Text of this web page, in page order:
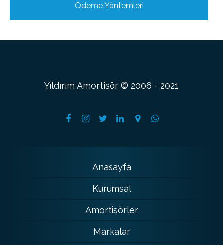
Ödeme Yöntemleri
Yıldırım Amortisör © 2006 - 2021
Anasayfa
Kurumsal
Amortisörler
Markalar